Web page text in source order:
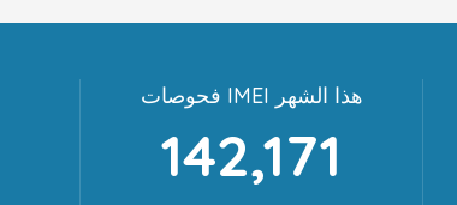
فحوصات IMEI هذا الشهر
142,171